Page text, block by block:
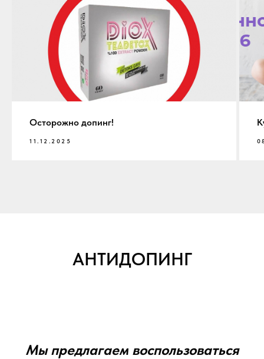
Осторожно допинг!
11.12.2025
АНТИДОПИНГ
Мы предлагаем воспользоваться